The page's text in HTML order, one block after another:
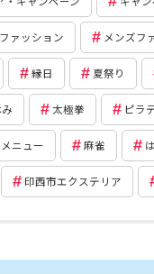
ァッション メンズフ
縁日 夏祭り
太極拳 ピラ
ニュー 麻雀
印西市エクステリア